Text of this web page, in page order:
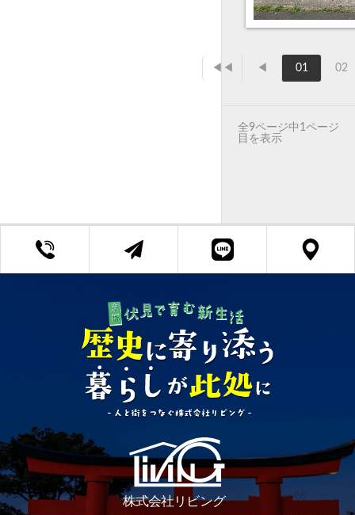
◀◀ ◀ 01 02
全9ページ中1ページ
目を表示
京都府知事 (3) 第13382号
Copyright ©リビング All Rights Reserved.